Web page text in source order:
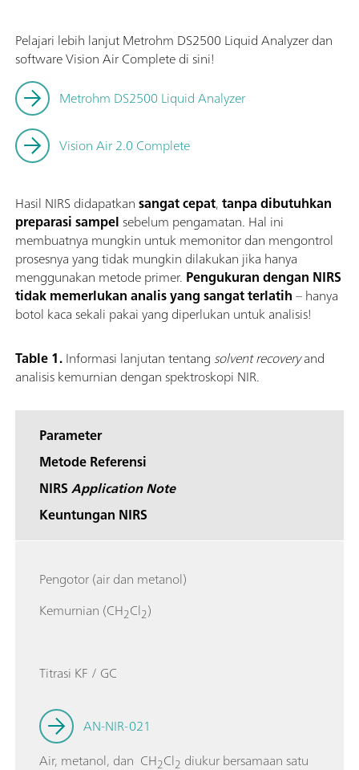
Pelajari lebih lanjut Metrohm DS2500 Liquid Analyzer dan
software Vision Air Complete di sini!
Metrohm DS2500 Liquid Analyzer
Vision Air 2.0 Complete
Hasil NIRS didapatkansangat cepat,tanpa dibutuhkan
preparasi sampelsebelum pengamatan. Hal ini
membuatnya mungkin untuk memonitor dan mengontrol
prosesnya yang tidak mungkin dilakukan jika hanya
menggunakan metode primer. Pengukuran dengan NIRS
tidak memerlukan analis yang sangat terlatih– hanya
botol kaca sekali pakai yang diperlukan untuk analisis!
Table 1.Informasi lanjutan tentang solvent recoveryand
analisis kemurnian dengan spektroskopi NIR.
Parameter
Metode Referensi
NIRSApplication Note
Keuntungan NIRS
Pengotor (air dan metanol)
Kemurnian (CH2Cl2)
Titrasi KF / GC
AN-NIR-021
Air, metanol, dan CH2Cl2 diukur bersamaan satu